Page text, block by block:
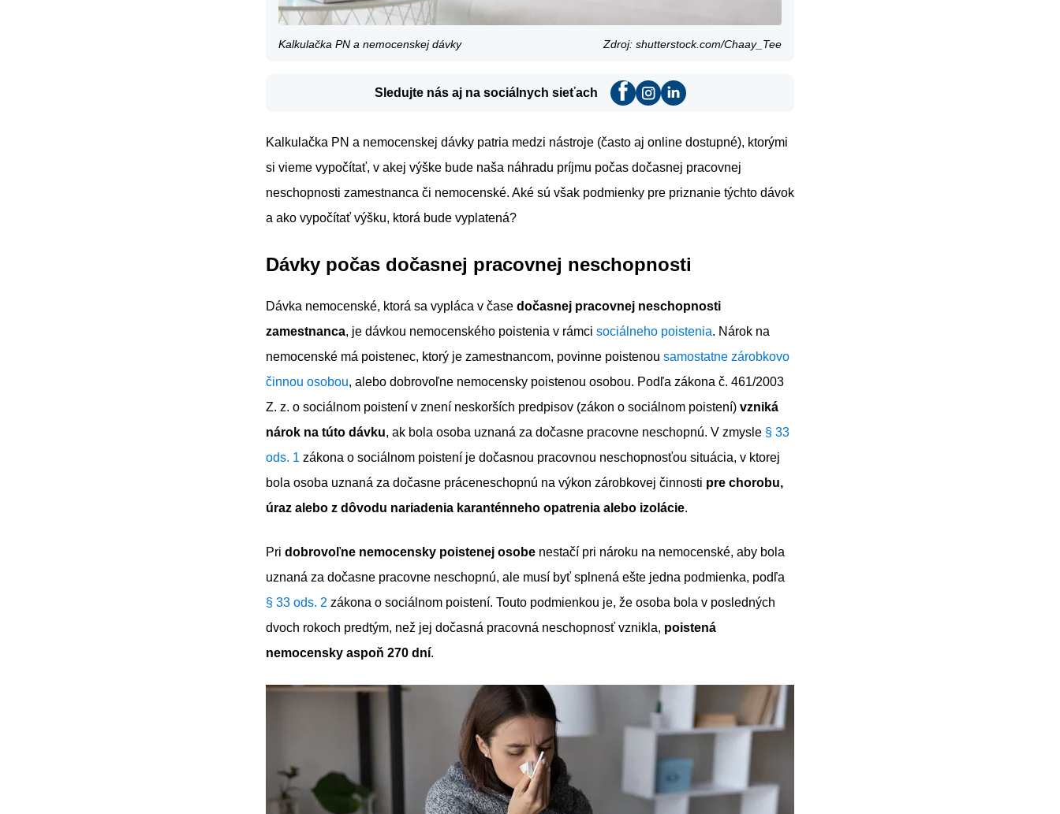
Kalkulačka PN a nemocenskej dávky Zdroj: shutterstock.com/Chaay_Tee
Sledujte nás aj na sociálnych sieťach
Kalkulačka PN a nemocenskej dávky patria medzi nástroje (často aj online dostupné), ktorými
si vieme vypočítať, v akej výške bude naša náhradu príjmu počas dočasnej pracovnej
neschopnosti zamestnanca či nemocenské. Aké sú však podmienky pre priznanie týchto dávok
a ako vypočítať výšku, ktorá bude vyplatená?
Dávky počas dočasnej pracovnej neschopnosti
Dávka nemocenské, ktorá sa vypláca v čase dočasnej pracovnej neschopnosti
zamestnanca, je dávkou nemocenského poistenia v rámci sociálneho poistenia. Nárok na
nemocenské má poistenec, ktorý je zamestnancom, povinne poistenou samostatne zárobkovo
činnou osobou, alebo dobrovoľne nemocensky poistenou osobou. Podľa zákona č. 461/2003
Z. z. o sociálnom poistení v znení neskorších predpisov (zákon o sociálnom poistení) vzniká
nárok na túto dávku, ak bola osoba uznaná za dočasne pracovne neschopnú. V zmysle § 33
ods. 1 zákona o sociálnom poistení je dočasnou pracovnou neschopnosťou situácia, v ktorej
bola osoba uznaná za dočasne práceneschopnú na výkon zárobkovej činnosti pre chorobu,
úraz alebo z dôvodu nariadenia karanténneho opatrenia alebo izolácie.
Pri dobrovoľne nemocensky poistenej osobe nestačí pri nároku na nemocenské, aby bola
uznaná za dočasne pracovne neschopnú, ale musí byť splnená ešte jedna podmienka, podľa
§ 33 ods. 2 zákona o sociálnom poistení. Touto podmienkou je, že osoba bola v posledných
dvoch rokoch predtým, než jej dočasná pracovná neschopnosť vznikla, poistená
nemocensky aspoň 270 dní.